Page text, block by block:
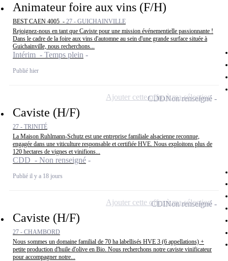
Animateur foire aux vins (F/H)
BEST CAEN 4005 - 27 - GUICHAINVILLE
Rejoignez-nous en tant que Caviste pour une mission événementielle passionnante !
Dans le cadre de la foire aux vins d'automne au sein d'une grande surface située à
Guichainville, nous recherchons...
Intérim - Temps plein
Publié hier
Caviste (H/F)
27 - TRINITÉ
La Maison Ruhlmann-Schutz est une entreprise familiale alsacienne reconnue,
engagée dans une viticulture responsable et certifiée HVE. Nous exploitons plus de
120 hectares de vignes et vinifions...
CDD - Non renseigné
Publié il y a 18 jours
CDDNon renseigné
Ajouter cette offre à ma sélection
Caviste (H/F)
27 - CHAMBORD
Nous sommes un domaine familial de 70 ha labellisés HVE 3 (6 appellations) +
petite production d'huile d'olive en Bio. Nous recherchons notre caviste vinificateur
pour accompagner notre...
CDINon renseigné
Ajouter cette offre à ma sélection